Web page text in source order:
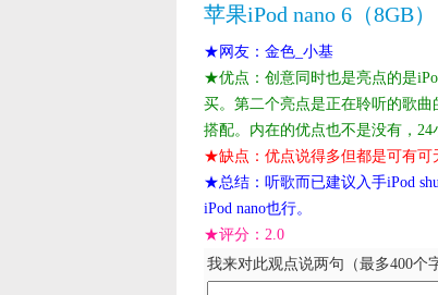
苹果iPod nano 6（8GB）
★网友：金色_小基
★优点：创意同时也是亮点的是
买。第二个亮点是正在聆听的歌
搭配。内在的优点也不是没有，24
★缺点：优点说得多但都是可有可
★总结：听歌而已建议入手iPod
iPod nano也行。
★评分： 2.0
我来对此观点说两句（最多400个